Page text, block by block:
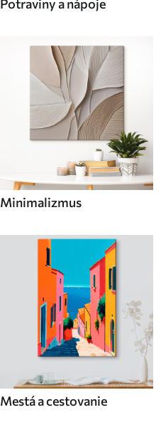
Potraviny a nápoje
Minimalizmus
Mestá a cestovanie